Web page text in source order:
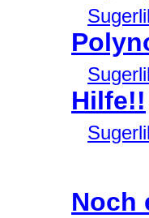
Hilfe!!
Noch